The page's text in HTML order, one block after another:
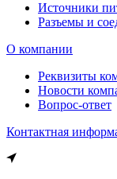
Источники
Разъемы и
О компании
Реквизиты
Новости
Вопрос-ответ
Контактная